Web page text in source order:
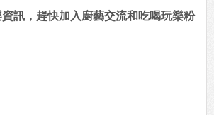
訊，趕快加入廚藝交流和吃喝玩樂粉